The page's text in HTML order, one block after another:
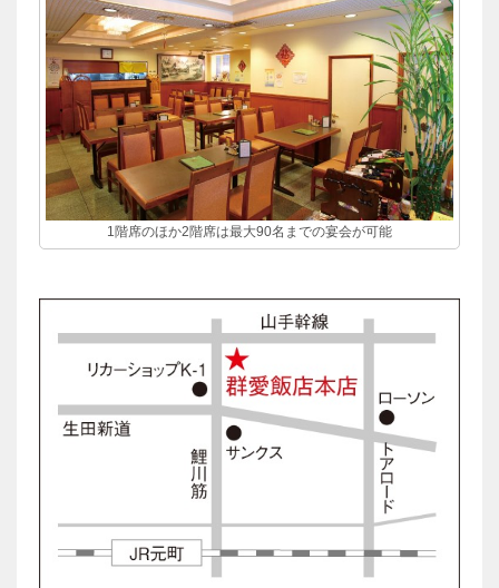
1階席のほか2階席は最大90名までの宴会が可能